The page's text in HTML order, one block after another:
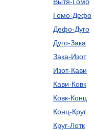
Гомо-Дефо
Дефо-Дуго
Дуго-Зака
Зака-Изот
Изот-Кави
Кави-Ковк
Ковк-Конц
Конц-Круг
Круг-Лотк